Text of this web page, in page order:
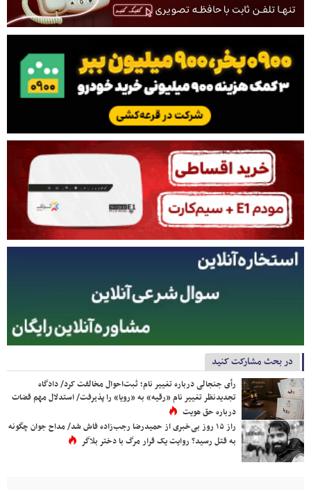
در بحث مشارکت کنید
رأی جنجالی درباره تغییر نام؛ ثبت‌احوال مخالفت کرد/ دادگاه
تجدیدنظر تغییر نام «رقیه» به «رویا» را پذیرفت/ استدلال مهم قضات
درباره حق هویت
راز ۱۵ روز بی‌خبری از حمیدرضا رجب‌زاده فاش شد/ مداح جوان چگونه
به قتل رسید؟ روایت یک قرار مرگ با دختر بلاگر